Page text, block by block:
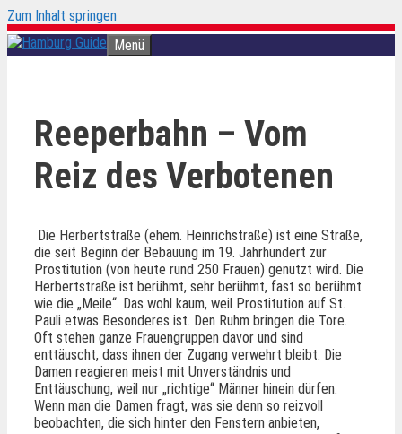
Zum Inhalt springen
Menü
Reeperbahn – Vom
Reiz des Verbotenen
Die Herbertstraße (ehem. Heinrichstraße) ist eine Straße,
die seit Beginn der Bebauung im 19. Jahrhundert zur
Prostitution (von heute rund 250 Frauen) genutzt wird. Die
Herbertstraße ist berühmt, sehr berühmt, fast so berühmt
wie die „Meile“. Das wohl kaum, weil Prostitution auf St.
Pauli etwas Besonderes ist. Den Ruhm bringen die Tore.
Oft stehen ganze Frauengruppen davor und sind
enttäuscht, dass ihnen der Zugang verwehrt bleibt. Die
Damen reagieren meist mit Unverständnis und
Enttäuschung, weil nur „richtige“ Männer hinein dürfen.
Wenn man die Damen fragt, was sie denn so reizvoll
beobachten, die sich hinter den Fenstern anbieten,